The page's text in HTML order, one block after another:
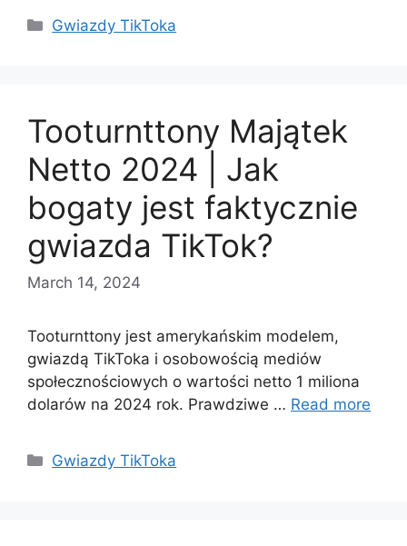
Categories
Gwiazdy TikToka
Tooturnttony Majątek
Netto 2024 | Jak
bogaty jest faktycznie
gwiazda TikTok?
March 14, 2024
Tooturnttony jest amerykańskim modelem,
gwiazdą TikToka i osobowością mediów
społecznościowych o wartości netto 1 miliona
dolarów na 2024 rok. Prawdziwe … Read more
Categories
Gwiazdy TikToka